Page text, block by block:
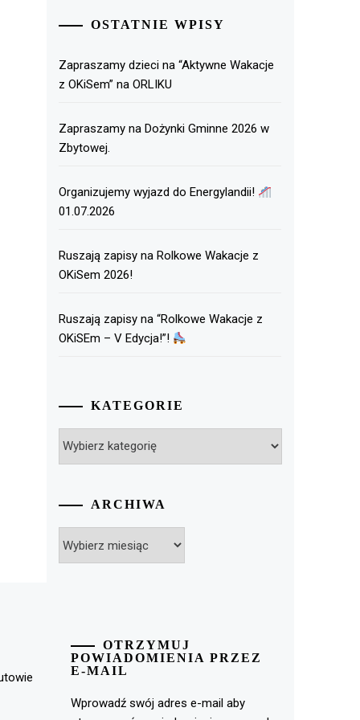
OSTATNIE WPISY
Zapraszamy dzieci na “Aktywne Wakacje
z OKiSem” na ORLIKU
Zapraszamy na Dożynki Gminne 2026 w
Zbytowej.
Organizujemy wyjazd do Energylandii!
01.07.2026
Ruszają zapisy na Rolkowe Wakacje z
OKiSem 2026!
Ruszają zapisy na “Rolkowe Wakacje z
OKiSEm – V Edycja!”!
KATEGORIE
ARCHIWA
OTRZYMUJ
POWIADOMIENIA PRZEZ
E-MAIL
Wprowadź swój adres e-mail aby